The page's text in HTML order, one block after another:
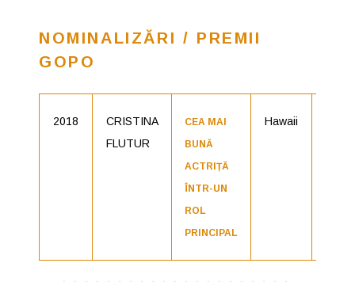
NOMINALIZĂRI / PREMII
GOPO
2018
CRISTINA
FLUTUR
CEA MAI
BUNĂ
ACTRIȚĂ
ÎNTR-UN
ROL
PRINCIPAL
Hawaii